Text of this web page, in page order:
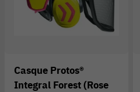
Casque Protos®
Integral Forest (Rose